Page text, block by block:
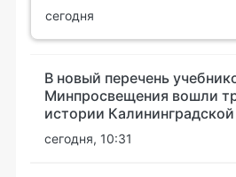
сегодня
В новый перечень
Минпросвещения вошли
истории
сегодня, 10:31